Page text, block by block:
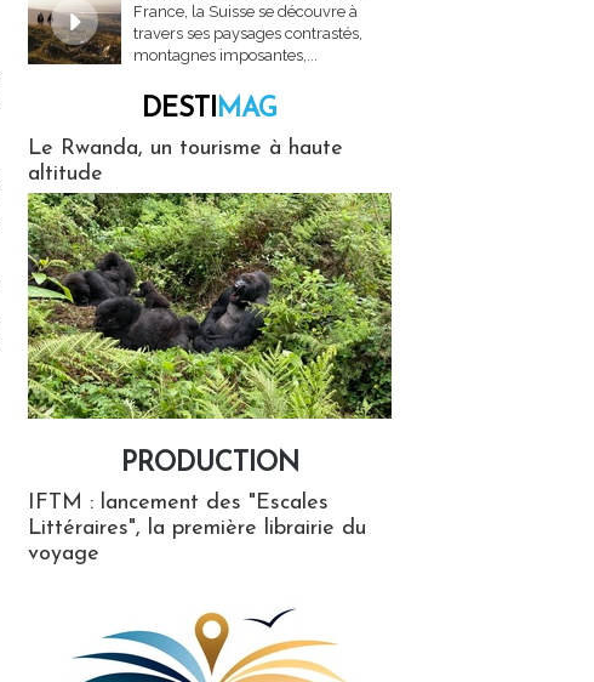
France, la Suisse se découvre à
travers ses paysages contrastés,
montagnes imposantes,...
DESTIMAG
Le Rwanda, un tourisme à haute
altitude
PRODUCTION
IFTM : lancement des "Escales
Littéraires", la première librairie du
voyage